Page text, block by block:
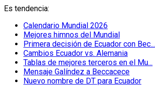
Es tendencia:
Calendario Mundial 2026
Mejores himnos del Mundial
Primera decisión de Ecuador con Bec...
Cambios Ecuador vs. Alemania
Tablas de mejores terceros en el Mu...
Mensaje Galíndez a Beccacece
Nuevo nombre de DT para Ecuador